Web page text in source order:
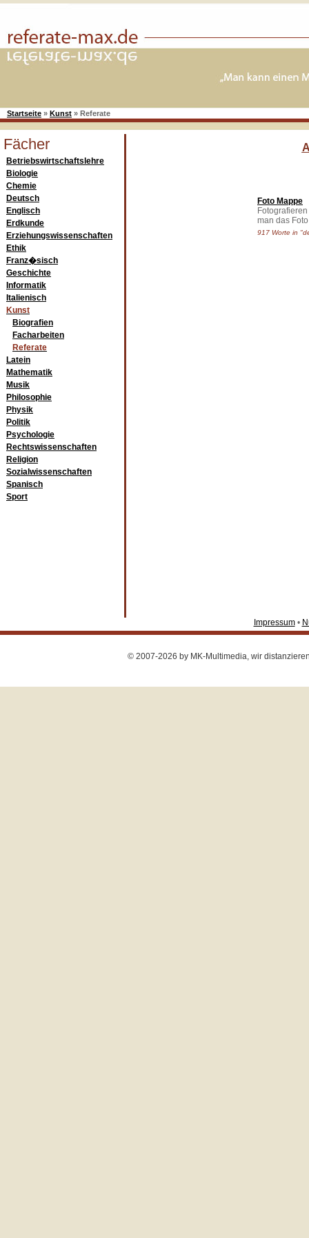
Startseite » Kunst » Referate
Fächer
Betriebswirtschaftslehre
Biologie
Chemie
Deutsch
Englisch
Erdkunde
Erziehungswissenschaften
Ethik
Franz�sisch
Geschichte
Informatik
Italienisch
Kunst
Biografien
Facharbeiten
Referate
Latein
Mathematik
Musik
Philosophie
Physik
Politik
Psychologie
Rechtswissenschaften
Religion
Sozialwissenschaften
Spanisch
Sport
Foto Mappe
man das
917 Worte in
Impressum•
© 2007-2026 by MK-Multimedia, wir